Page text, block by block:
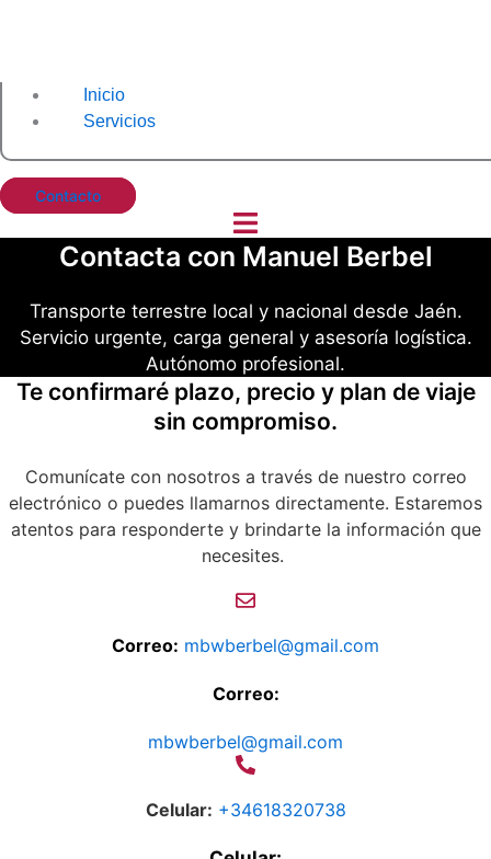
Inicio
Servicios
Contacto
Contacta con Manuel Berbel
Transporte terrestre local y nacional desde Jaén.
Servicio urgente, carga general y asesoría logística.
Autónomo profesional.
Te confirmaré plazo, precio y plan de viaje
sin compromiso.
Comunícate con nosotros a través de nuestro correo
electrónico o puedes llamarnos directamente. Estaremos
atentos para responderte y brindarte la información que
necesites.
Correo: mbwberbel@gmail.com
Correo:
mbwberbel@gmail.com
Celular: +34618320738